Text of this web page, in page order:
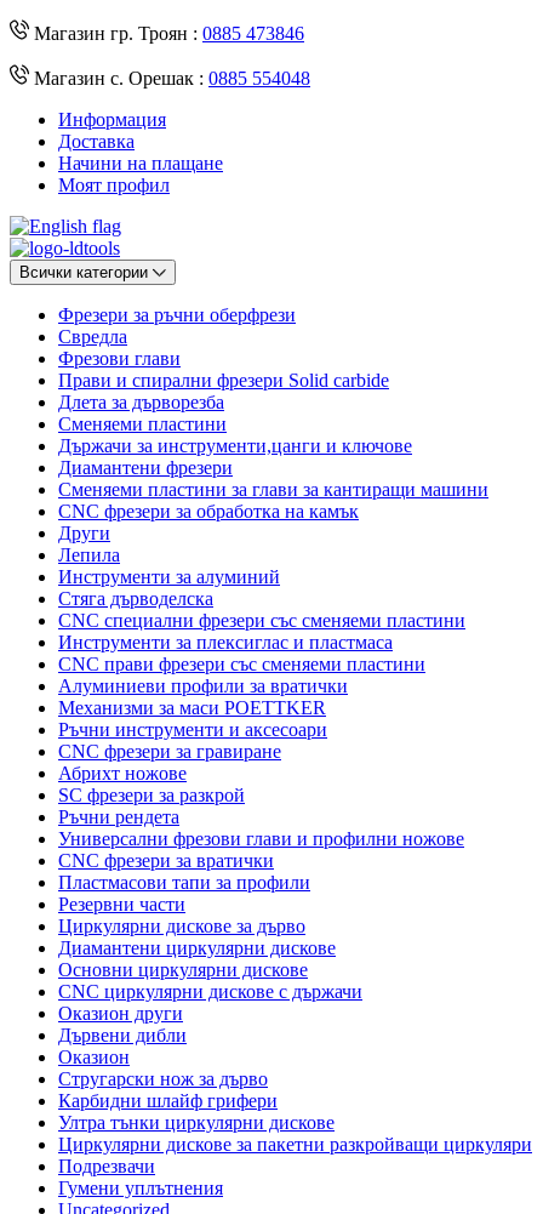
Магазин гр. Троян : 0885 473846
Магазин с. Орешак : 0885 554048
Информация
Доставка
Начини на плащане
Моят профил
Всички категории
Фрезери за ръчни оберфрези
Свредла
Фрезови глави
Прави и спирални фрезери Solid carbide
Длета за дърворезба
Сменяеми пластини
Държачи за инструменти,цанги и ключове
Диамантени фрезери
Сменяеми пластини за глави за кантиращи машини
CNC фрезери за обработка на камък
Други
Лепила
Инструменти за алуминий
Стяга дърводелска
CNC специални фрезери със сменяеми пластини
Инструменти за плексиглас и пластмаса
CNC прави фрезери със сменяеми пластини
Алуминиеви профили за вратички
Механизми за маси POETTKER
Ръчни инструменти и аксесоари
CNC фрезери за гравиране
Абрихт ножове
SC фрезери за разкрой
Ръчни рендета
Универсални фрезови глави и профилни ножове
CNC фрезери за вратички
Пластмасови тапи за профили
Резервни части
Циркулярни дискове за дърво
Диамантени циркулярни дискове
Основни циркулярни дискове
CNC циркулярни дискове с държачи
Оказион други
Дървени дибли
Оказион
Стругарски нож за дърво
Карбидни шлайф грифери
Ултра тънки циркулярни дискове
Циркулярни дискове за пакетни разкройващи циркуляри
Подрезвачи
Гумени уплътнения
Uncategorized